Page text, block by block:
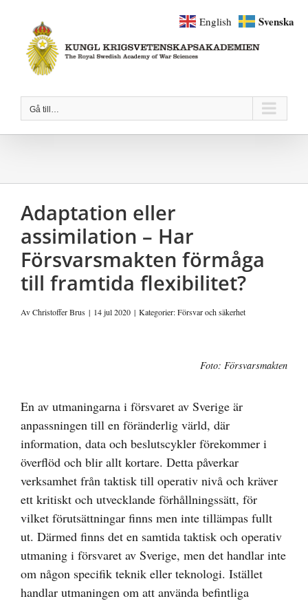
innehållet
Gå till…
Adaptation eller
assimilation – Har
Försvarsmakten förmåga
till framtida flexibilitet?
AvChristoffer Brus | 14 jul 2020 | Kategorier:Försvar och säkerhet
Foto: Försvarsmakten
En av utmaningarna i försvaret av Sverige är
anpassningen till en föränderlig värld, där
information, data och beslutscykler förekommer i
överflöd och blir allt kortare. Detta påverkar
verksamhet från taktisk till operativ nivå och kräver
ett kritiskt och utvecklande förhållningssätt, för
vilket förutsättningar finns men inte tillämpas fullt
ut. Därmed finns det en samtida taktisk och operativ
utmaning i försvaret av Sverige, men det handlar inte
om någon specifik teknik eller teknologi. Istället
handlar utmaningen om att använda befintliga
English Svenska